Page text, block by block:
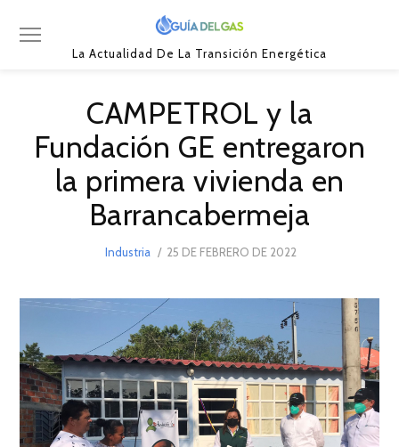
La Actualidad De La Transición Energética
CAMPETROL y la
Fundación GE entregaron
la primera vivienda en
Barrancabermeja
Industria
POSTED
25 DE FEBRERO DE 2022
DE
2022